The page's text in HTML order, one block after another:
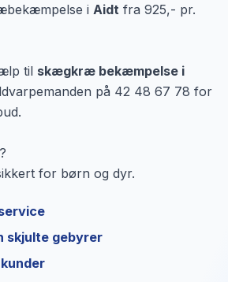
i Aidt fra 925,- pr.
til skægkræ bekæmpelse i
på 42 48 67 78 for
for børn og dyr.
skjulte gebyrer